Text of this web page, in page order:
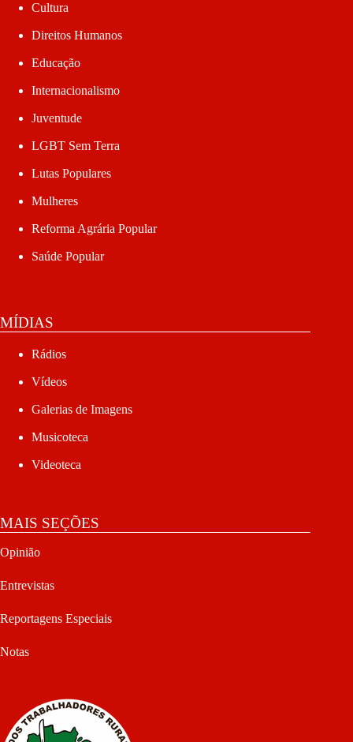
Cultura
Direitos Humanos
Educação
Internacionalismo
Juventude
LGBT Sem Terra
Lutas Populares
Mulheres
Reforma Agrária Popular
Saúde Popular
MÍDIAS
Rádios
Vídeos
Galerias de Imagens
Musicoteca
Videoteca
MAIS SEÇÕES
Opinião
Entrevistas
Reportagens Especiais
Notas